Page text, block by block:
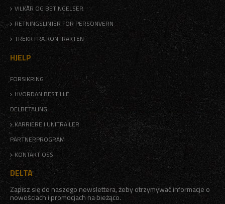
VILKÅR OG BETINGELSER
RETNINGSLINJER FOR PERSONVERN
TREKK FRA KONTRAKTEN
HJELP
FORSIKRING
HVORDAN BESTILLE
DELBETALING
KARRIERE I UNITRAILER
PARTNERPROGRAM
KONTAKT OSS
DELTA
Zapisz się do naszego newslettera, żeby otrzymywać informacje o
nowościach i promocjach na bieżąco.